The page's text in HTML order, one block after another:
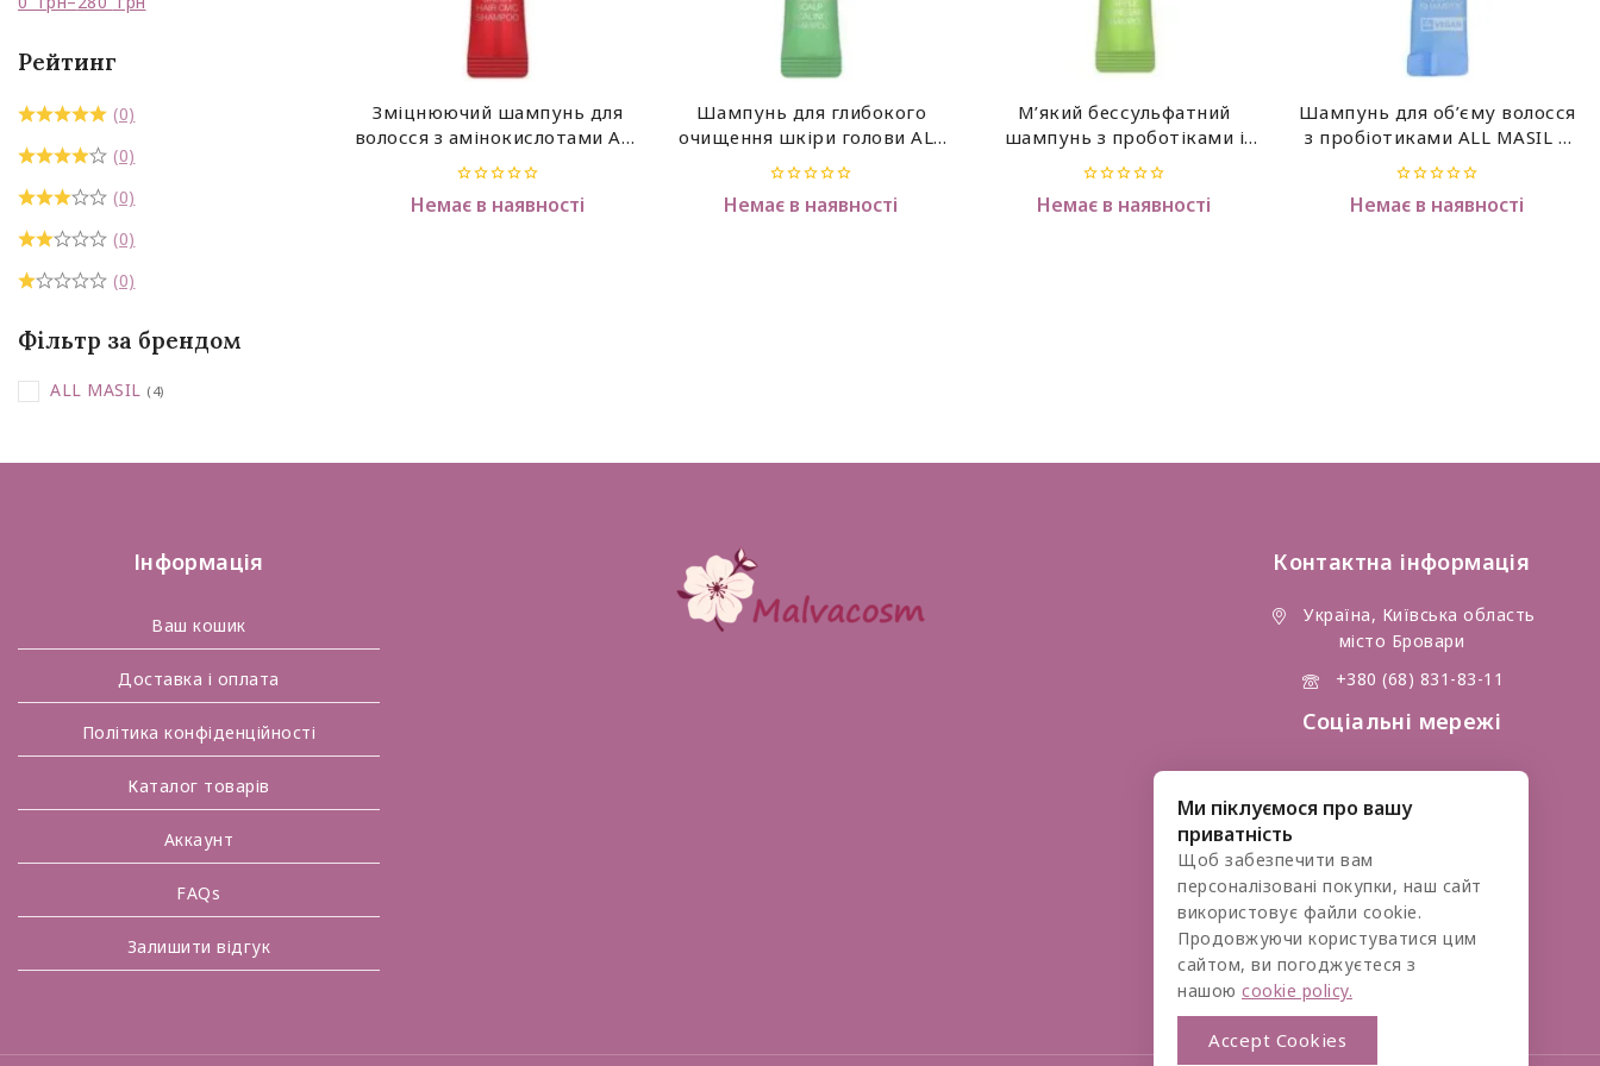
Зміцнюючий шампунь для
волосся з амінокислотами ALL
MASIL 5 Salon Hair CMC
Shampoo 8 мл
0
out
Немає в наявності
Шампунь для глибокого
очищення шкіри голови ALL
MASIL 5 Probiotics Scalp
Scaling Shampoo Stick ,8 мл
0
out
Немає в наявності
М’який бессульфатний
шампунь з проботіками і
яблучним оцтом ALL MASIL 5
Probiotics Apple Vinegar
Shampoo Stick ,80 мл
0
out
Немає в наявності
Шампунь для об’єму волосся
з пробіотиками ALL MASIL 5
Probiotics Perfect Volume
Shampoo Stick
0
out
Немає в наявності
Рейтинг
(0)
(0)
(0)
(0)
(0)
Фільтр за брендом
ALL MASIL (4)
Інформація
Ваш кошик
Доставка і оплата
Політика конфіденційності
Каталог товарів
Аккаунт
FAQs
Залишити відгук
Контактна інформація
Україна, Київська область
місто Бровари
+380 (68) 831-83-11
Соціальні мережі
Ми піклуємося про вашу
приватність
Щоб забезпечити вам
персоналізовані покупки, наш сайт
використовує файли cookie.
Продовжуючи користуватися цим
сайтом, ви погоджуєтеся з
нашою cookie policy.
Accept Cookies